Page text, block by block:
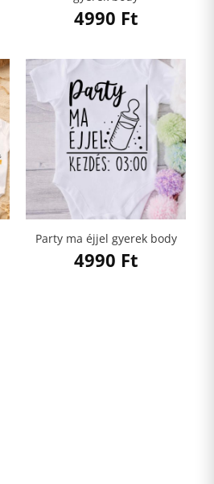
4990 Ft
Party ma éjjel gyerek body
4990 Ft